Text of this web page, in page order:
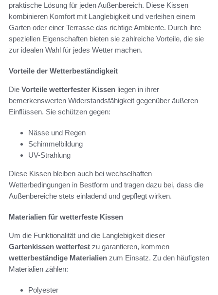
praktische Lösung für jeden Außenbereich. Diese Kissen
kombinieren Komfort mit Langlebigkeit und verleihen einem
Garten oder einer Terrasse das richtige Ambiente. Durch ihre
speziellen Eigenschaften bieten sie zahlreiche Vorteile, die sie
zur idealen Wahl für jedes Wetter machen.
Vorteile der Wetterbeständigkeit
Die Vorteile wetterfester Kissen liegen in ihrer
bemerkenswerten Widerstandsfähigkeit gegenüber äußeren
Einflüssen. Sie schützen gegen:
Nässe und Regen
Schimmelbildung
UV-Strahlung
Diese Kissen bleiben auch bei wechselhaften
Wetterbedingungen in Bestform und tragen dazu bei, dass die
Außenbereiche stets einladend und gepflegt wirken.
Materialien für wetterfeste Kissen
Um die Funktionalität und die Langlebigkeit dieser
Gartenkissen wetterfest zu garantieren, kommen
wetterbeständige Materialien zum Einsatz. Zu den häufigsten
Materialien zählen:
Polyester